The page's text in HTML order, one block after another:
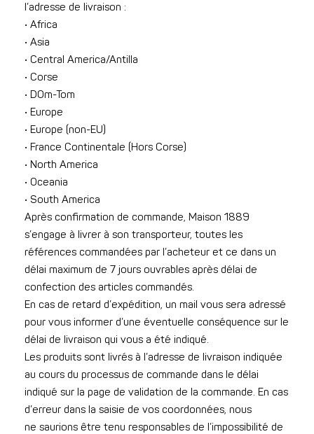
l’adresse de livraison :
• Africa
• Asia
• Central America/Antilla
• Corse
• DOm-Tom
• Europe
• Europe (non-EU)
• France Continentale (Hors Corse)
• North America
• Oceania
• South America
Après confirmation de commande, Maison 1889
s’engage à livrer à son transporteur, toutes les
références commandées par l’acheteur et ce dans un
délai maximum de 7 jours ouvrables après délai de
confection des articles commandés.
En cas de retard d’expédition, un mail vous sera adressé
pour vous informer d’une éventuelle conséquence sur le
délai de livraison qui vous a été indiqué.
Les produits sont livrés à l’adresse de livraison indiquée
au cours du processus de commande dans le délai
indiqué sur la page de validation de la commande. En cas
d’erreur dans la saisie de vos coordonnées, nous
ne saurions être tenu responsables de l’impossibilité de